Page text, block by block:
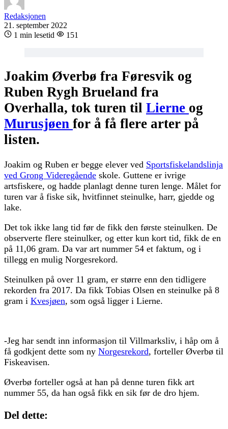
Redaksjonen
21. september 2022
1 min lesetid
151
Joakim Øverbø fra Føresvik og
Ruben Rygh Brueland fra
Overhalla, tok turen til Lierne og
Murusjøen for å få flere arter på
listen.
Joakim og Ruben er begge elever ved Sportsfiskelandslinja
ved Grong Videregående skole. Guttene er ivrige
artsfiskere, og hadde planlagt denne turen lenge. Målet for
turen var å fiske sik, hvitfinnet steinulke, harr, gjedde og
lake.
Det tok ikke lang tid før de fikk den første steinulken. De
observerte flere steinulker, og etter kun kort tid, fikk de en
på 11,06 gram. Da var art nummer 54 et faktum, og i
tillegg en mulig Norgesrekord.
Steinulken på over 11 gram, er større enn den tidligere
rekorden fra 2017. Da fikk Tobias Olsen en steinulke på 8
gram i Kvesjøen, som også ligger i Lierne.
-Jeg har sendt inn informasjon til Villmarksliv, i håp om å
få godkjent dette som ny Norgesrekord, forteller Øverbø til
Fiskeavisen.
Øverbø forteller også at han på denne turen fikk art
nummer 55, da han også fikk en sik før de dro hjem.
Del dette: